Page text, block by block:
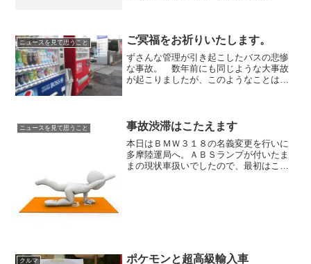
と！ 邪魔しないでよ！」本当に子...
ニュースを見て思うこと ご冥福をお祈りいたします。
ずさんな管理が引き起こしたバスの悲惨
な事故。 数年前にも同じような大事故
が起こりましたが、このようなことはな
者さんたちがかわいそうで...
ニュースを見て思うこと 事故渋滞はこたえます
本日はＢＭＷ３１８の名義変更を行いに
多摩陸運局へ。ＡＢＳランプが付いたま
まの現状車扱いでしたので、最初はこの
クルマ ポケモンと超高級輸入車